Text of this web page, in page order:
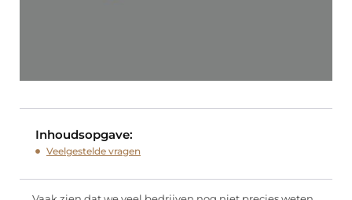
Inhoudsopgave:
Veelgestelde vragen